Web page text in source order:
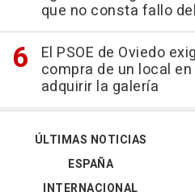
que no consta fallo
El PSOE de Oviedo
compra de un local
adquirir la galería
ÚLTIMAS NOTICIAS
ESPAÑA
INTERNACIONAL